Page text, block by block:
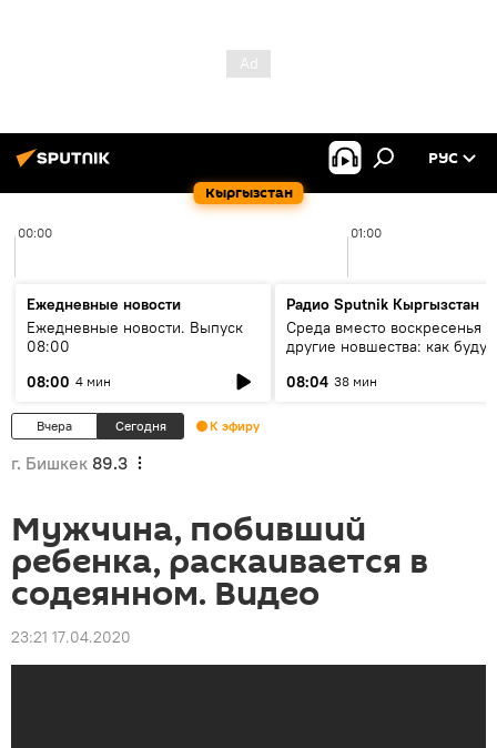
Кыргызстан
РУС
00:00 01:00
Ежедневные новости
Ежедневные новости. Выпуск
08:00
08:00 4 мин
Радио Sputnik Кыргызстан
Среда вместо воскресенья и
другие новшества: как будут
08:04 38 мин
Вчера Сегодня К эфиру
г. Бишкек 89.3
Мужчина, побивший
ребенка, раскаивается в
содеянном. Видео
23:21 17.04.2020